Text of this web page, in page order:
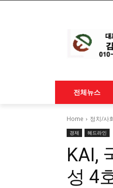
전체뉴스
Home 정치/사
경제 헤드라인
KAI,
성 4